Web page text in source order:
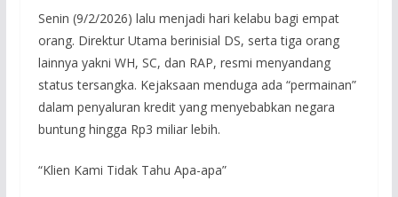
Senin (9/2/2026) lalu menjadi hari kelabu bagi empat
orang. Direktur Utama berinisial DS, serta tiga orang
lainnya yakni WH, SC, dan RAP, resmi menyandang
status tersangka. Kejaksaan menduga ada “permainan”
dalam penyaluran kredit yang menyebabkan negara
buntung hingga Rp3 miliar lebih.
“Klien Kami Tidak Tahu Apa-apa”